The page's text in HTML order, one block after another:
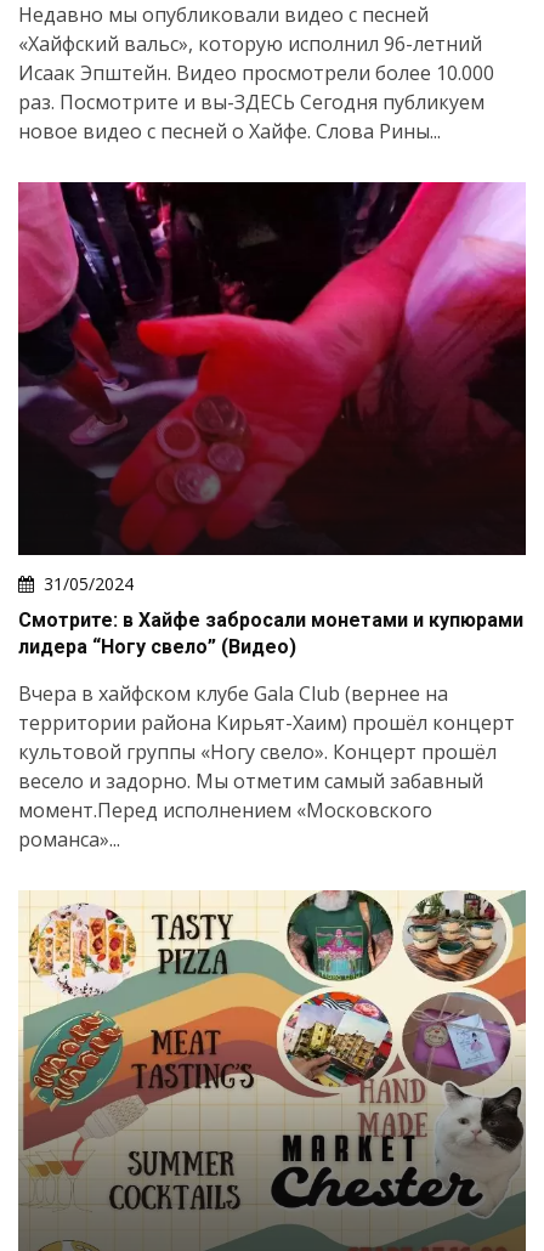
Недавно мы опубликовали видео с песней
«Хайфский вальс», которую исполнил 96-летний
Исаак Эпштейн. Видео просмотрели более 10.000
раз. Посмотрите и вы-ЗДЕСЬ Сегодня публикуем
новое видео с песней о Хайфе. Слова Рины...
31/05/2024
Смотрите: в Хайфе забросали монетами и купюрами
лидера “Ногу свело” (Видео)
Вчера в хайфском клубе Gala Club (вернее на
территории района Кирьят-Хаим) прошёл концерт
культовой группы «Ногу свело». Концерт прошёл
весело и задорно. Мы отметим самый забавный
момент.Перед исполнением «Московского
романса»...